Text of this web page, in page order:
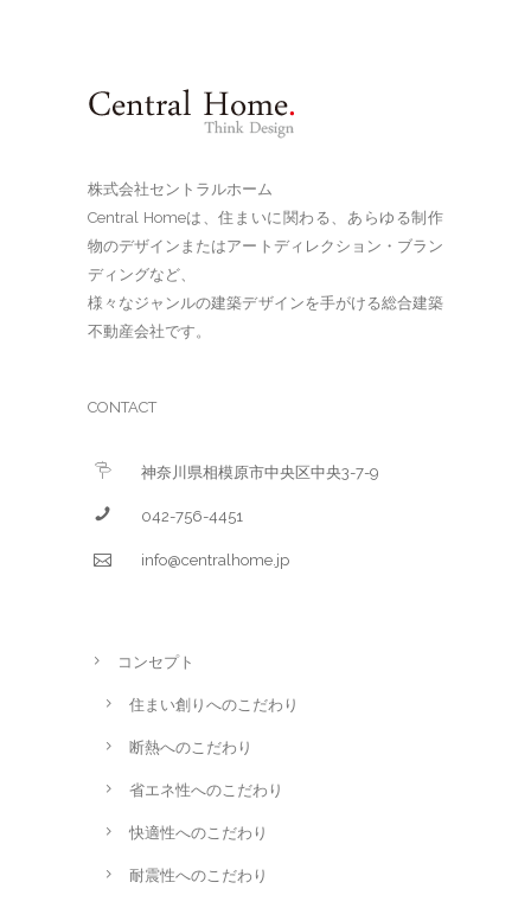
株式会社セントラルホーム
Central Homeは、住まいに関わる、あらゆる制作
物のデザインまたはアートディレクション・ブラン
ディングなど、
様々なジャンルの建築デザインを手がける総合建築
不動産会社です。
CONTACT
神奈川県相模原市中央区中央3-7-9
042-756-4451
info@centralhome.jp
コンセプト
住まい創りへのこだわり
断熱へのこだわり
省エネ性へのこだわり
快適性へのこだわり
耐震性へのこだわり